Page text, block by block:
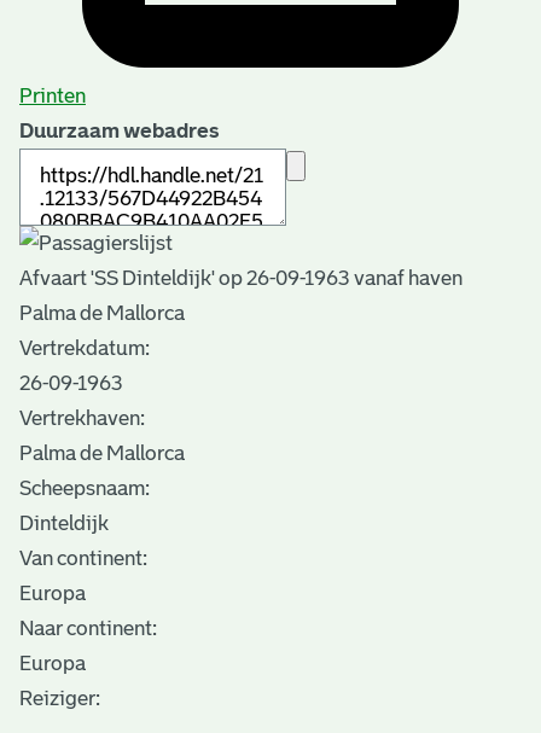
Printen
Duurzaam webadres
Afvaart 'SS Dinteldijk' op 26-09-1963 vanaf haven
Palma de Mallorca
Vertrekdatum:
26-09-1963
Vertrekhaven:
Palma de Mallorca
Scheepsnaam:
Dinteldijk
Van continent:
Europa
Naar continent:
Europa
Reiziger: